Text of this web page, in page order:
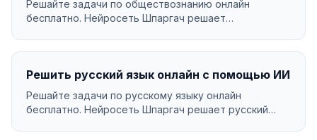
Решайте задачи по обществознанию онлайн
бесплатно. Нейросеть Шпаргач решает
Решить русский язык онлайн с помощью ИИ
Решайте задачи по русскому языку онлайн
бесплатно. Нейросеть Шпаргач решает русский